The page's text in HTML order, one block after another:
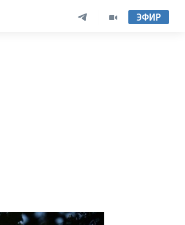
ЭФИР